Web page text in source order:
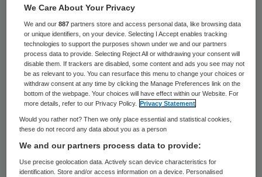
De Amerikaanse farmaceut Pfizer is in het
afgelopen kwartaal op een nettowinst
uitgekomen van 3,25 miljard dollar (2,6
miljard euro), een kwart meer dan een jaar
eerder. Dat maakte ’s werelds grootste
farmacieconcern dinsdag bekend.
De omzet ging echter met 9 procent
omlaag tot 15 miljard dollar. Pfizer had last
van het aflopen van het patentrecht op een
We Care About Your Privacy
We and our887 partners store and access personal data, like browsing data
or unique identifiers, on your device. Selecting I Accept enables tracking
technologies to support the purposes shown under we and our partners
process data to provide. Selecting Reject All or withdrawing your consent will
disable them. If trackers are disabled, some content and ads you see may not
be as relevant to you. You can resurface this menu to change your choices or
withdraw consent at any time by clicking the Manage Preferences link on the
bottom of the webpage. Your choices will have effect within our Website. For
more details, refer to our Privacy Policy.
Privacy Statement
Would you rather not? Then we only place essential and statistical cookies,
these do not record any data about you as a person
We and our partners process data to provide:
Use precise geolocation data. Actively scan device characteristics for
identification. Store and/or access information on a device. Personalised